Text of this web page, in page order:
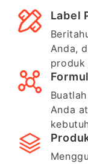
Label
Anda,
produk
Anda